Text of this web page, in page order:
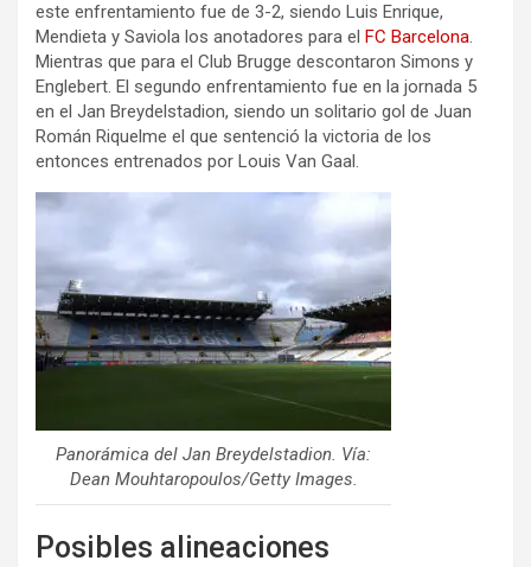
este enfrentamiento fue de 3-2, siendo Luis Enrique,
Mendieta y Saviola los anotadores para el FC Barcelona.
Mientras que para el Club Brugge descontaron Simons y
Englebert. El segundo enfrentamiento fue en la jornada 5
en el Jan Breydelstadion, siendo un solitario gol de Juan
Román Riquelme el que sentenció la victoria de los
entonces entrenados por Louis Van Gaal.
Panorámica del Jan Breydelstadion. Vía:
Dean Mouhtaropoulos/Getty Images.
Posibles alineaciones